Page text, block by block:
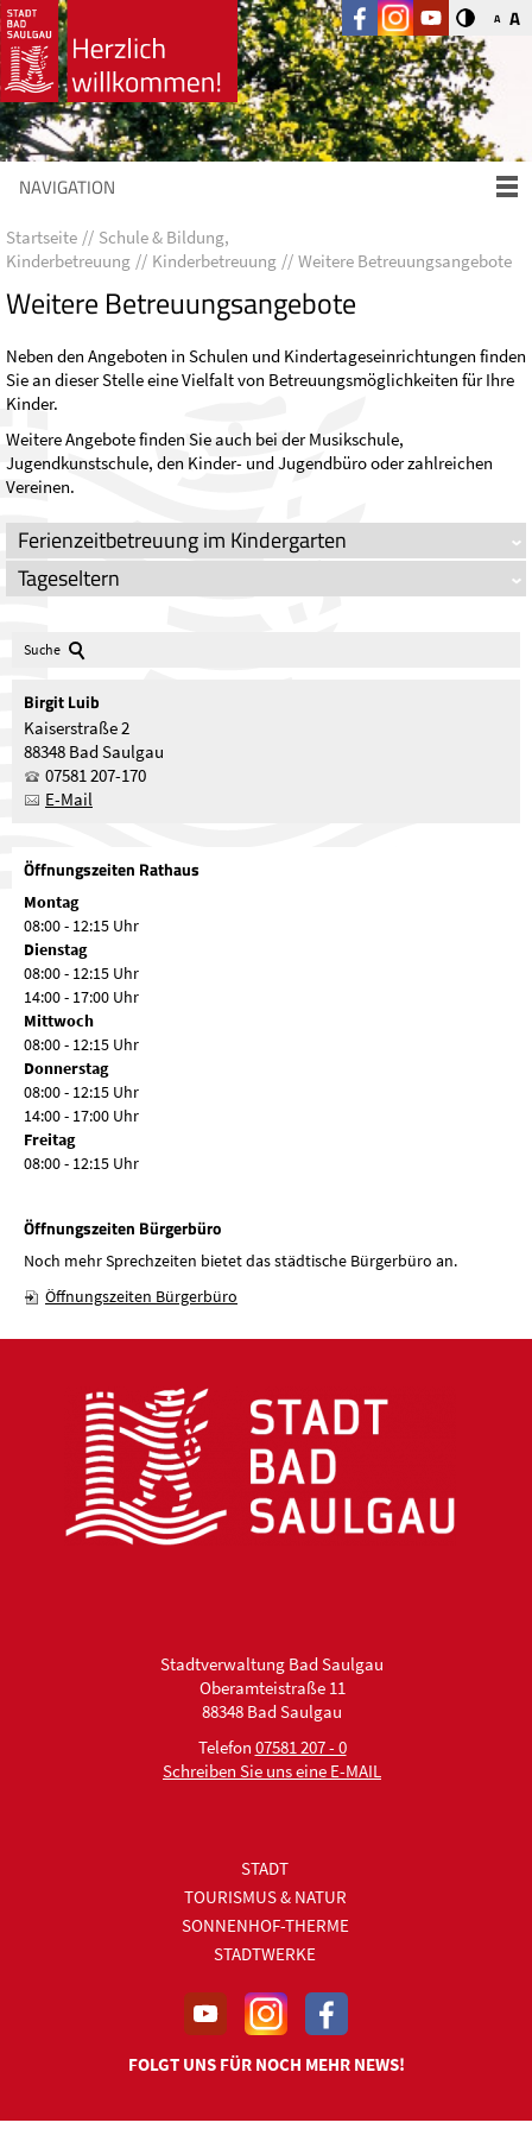
A A
NAVIGATION
Startseite
Schule & Bildung,
Kinderbetreuung
Kinderbetreuung Weitere Betreuungsangebote
Weitere Betreuungsangebote
Neben den Angeboten in Schulen und Kindertageseinrichtungen finden
Sie an dieser Stelle eine Vielfalt von Betreuungsmöglichkeiten für Ihre
Kinder.
Weitere Angebote finden Sie auch bei der Musikschule,
Jugendkunstschule, den Kinder- und Jugendbüro oder zahlreichen
Vereinen.
Ferienzeitbetreuung im Kindergarten
Tageseltern
Suche
BirgitLuib
Kaiserstraße 2
88348 Bad Saulgau
07581 207-170
E-Mail
Öffnungszeiten Rathaus
Montag
08:00 - 12:15 Uhr
Dienstag
08:00 - 12:15 Uhr
14:00 - 17:00 Uhr
Mittwoch
08:00 - 12:15 Uhr
Donnerstag
08:00 - 12:15 Uhr
14:00 - 17:00 Uhr
Freitag
08:00 - 12:15 Uhr
Öffnungszeiten Bürgerbüro
Noch mehr Sprechzeiten bietet das städtische Bürgerbüro an.
Öffnungszeiten Bürgerbüro
Stadtverwaltung Bad Saulgau
Oberamteistraße 11
88348 Bad Saulgau
Telefon 07581 207 - 0
Schreiben Sie uns eine E-MAIL
STADT
TOURISMUS & NATUR
SONNENHOF-THERME
STADTWERKE
FOLGT UNS FÜR NOCH MEHR NEWS!